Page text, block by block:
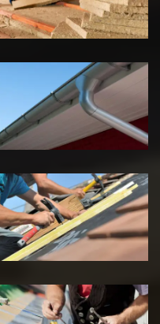
Jura
pose de
gouttière 39
Jura
Réparation de
toiture 39
Jura
Travaux de
zinguerie 39